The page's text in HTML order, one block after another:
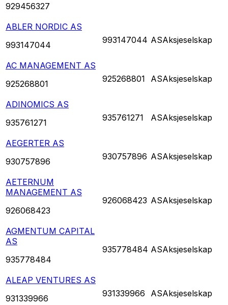
929456327
ABLER NORDIC AS
993147044
993147044 ASAksjeselskap
AC MANAGEMENT AS
925268801
925268801 ASAksjeselskap
ADINOMICS AS
935761271
935761271 ASAksjeselskap
AEGERTER AS
930757896
930757896 ASAksjeselskap
AETERNUM
MANAGEMENT AS
926068423
926068423 ASAksjeselskap
AGMENTUM CAPITAL
AS
935778484
935778484 ASAksjeselskap
ALEAP VENTURES AS
931339966
931339966 ASAksjeselskap